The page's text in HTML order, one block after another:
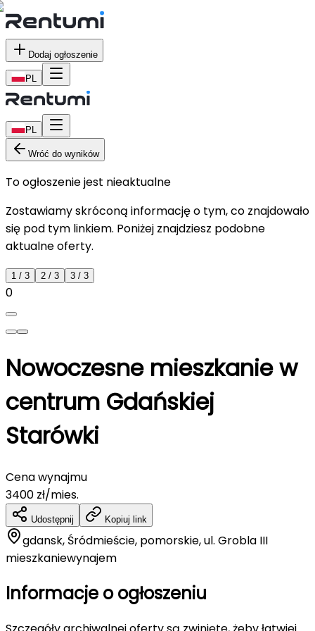
Dodaj ogłoszenie
PL
PL
Wróć do wyników
To ogłoszenie jest nieaktualne
Zostawiamy skróconą informację o tym, co znajdowało
się pod tym linkiem. Poniżej znajdziesz podobne
aktualne oferty.
1 / 3 2 / 3 3 / 3
0
Nowoczesne mieszkanie w
centrum Gdańskiej
Starówki
Cena wynajmu
3400 zł/mies.
Udostępnij Kopiuj link
gdansk, Śródmieście, pomorskie, ul. Grobla III
mieszkaniewynajem
Informacje o ogłoszeniu